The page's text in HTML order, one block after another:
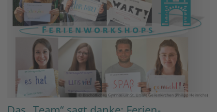
© Bischöfliches Gymnasium St. Ursula Geilenkirchen (Philipp Heinrichs)